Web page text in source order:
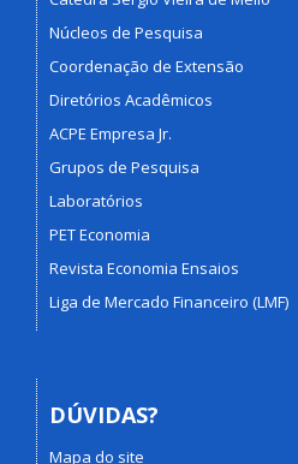
Núcleos de Pesquisa
Coordenação de Extensão
Diretórios Acadêmicos
ACPE Empresa Jr.
Grupos de Pesquisa
Laboratórios
PET Economia
Revista Economia Ensaios
Liga de Mercado Financeiro (LMF)
DÚVIDAS?
Mapa do site